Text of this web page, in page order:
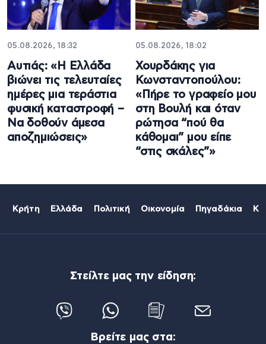
05.08.2026, 18:32
Αυτιάς: «Η Ελλάδα
βιώνει τις τελευταίες
ημέρες μια τεράστια
φυσική καταστροφή –
Να δοθούν άμεσα
αποζημιώσεις»
05.08.2026, 18:02
Χουρδάκης για
Κωνσταντοπούλου:
«Πήρε το γραφείο μου
στη Βουλή και όταν
ρώτησα “πού θα
κάθομαι” μου είπε
“στις σκάλες”»
Κρήτη Ελλάδα Πολιτική Οικονομία Πηγαδάκια
Στείλτε μας την είδηση:
Βρείτε μας στα: